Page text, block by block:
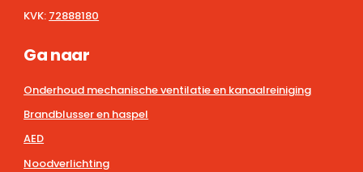
KVK: 72888180
Ga naar
Onderhoud mechanische ventilatie en kanaalreiniging
Brandblusser en haspel
AED
Noodverlichting